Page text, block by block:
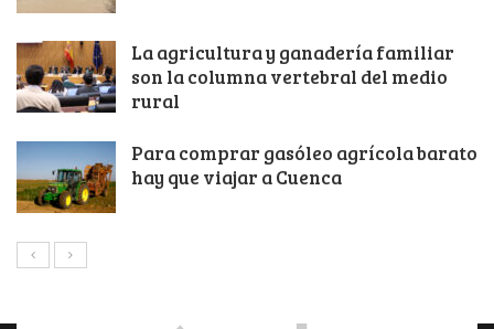
La agricultura y ganadería familiar
son la columna vertebral del medio
rural
Para comprar gasóleo agrícola barato
hay que viajar a Cuenca